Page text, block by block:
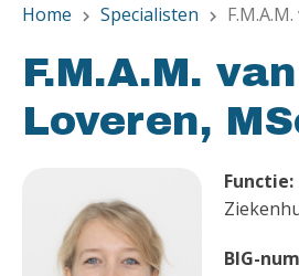
Home chevron_right Specialisten chevron_right
F.M.A.M. van
Loveren,
Functie:
BIG-